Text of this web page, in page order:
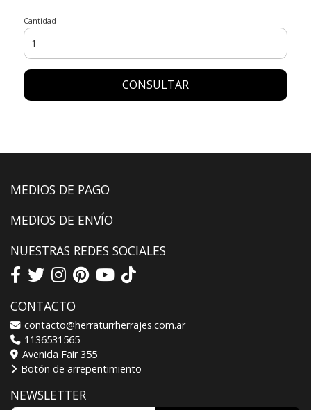
Cantidad
CONSULTAR
MEDIOS DE PAGO
MEDIOS DE ENVÍO
NUESTRAS REDES SOCIALES
CONTACTO
contacto@herraturrherrajes.com.ar
1136531565
Avenida Fair 355
Botón de arrepentimiento
NEWSLETTER